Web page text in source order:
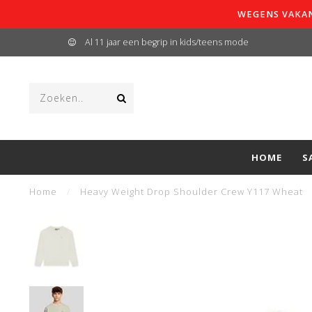
WEGENS
Al 11 jaar een begrip in kids/teens mode
HOME
Home Heavy Weight Drop Shoulder Crew Y117 Wheat